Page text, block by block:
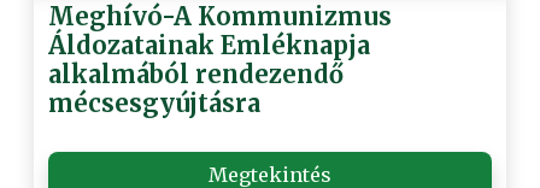
Meghívó-A Kommunizmus
Áldozatainak Emléknapja
alkalmából rendezendő
mécsesgyújtásra
Megtekintés